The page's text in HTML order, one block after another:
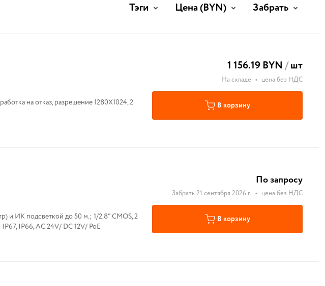
Тэги Цена(BYN) Забрать
на отказ, разрешение 1280X1024, 2
1 156.19 BYN /шт
На складе • цена без НДС
В корзину
и ИК подсветкой до 50 м.; 1/2.8" CMOS, 2
IP66, AC 24V/ DC 12V/ PoE
По запросу
Забрать 21 сентября 2026 г. • цена без НДС
В корзину